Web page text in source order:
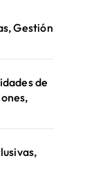
Gestión
de